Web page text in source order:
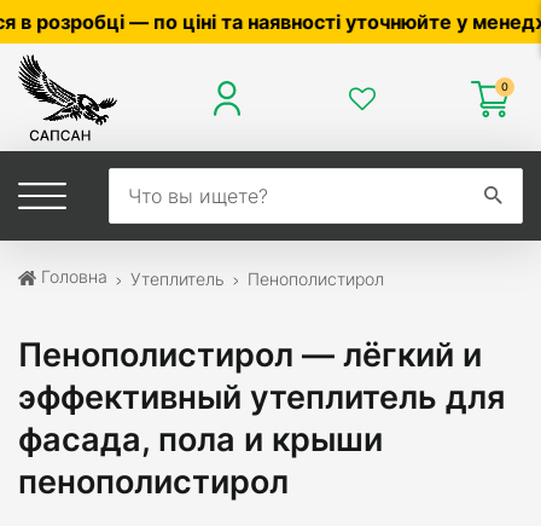
уточнюйте у менеджера ☎0503056010,
0
Головна Утеплитель Пенополистирол
Пенополистирол — лёгкий и
эффективный утеплитель для
фасада, пола и крыши
пенополистирол